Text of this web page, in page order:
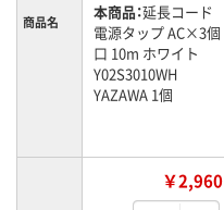
商品名 本商品：延長コード
電源タップ AC×3個
口 10m ホワイト
Y02S3010WH
YAZAWA 1個
￥2,960